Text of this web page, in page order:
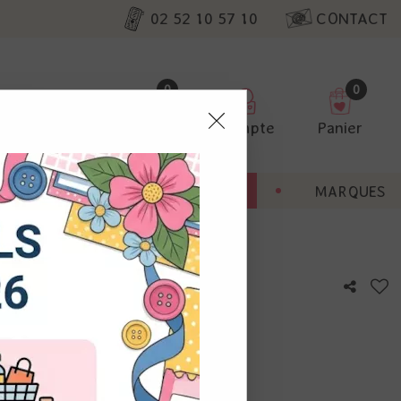
02 52 10 57 10 CONTACT
0
Compte
0
Panier
BONNES AFFAIRES MARQUES
4 circles
avis !
nos
non
Vous
à droite